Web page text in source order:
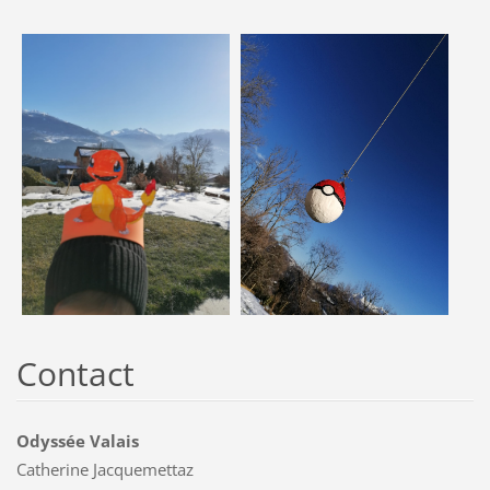
Contact
Odyssée Valais
Catherine Jacquemettaz